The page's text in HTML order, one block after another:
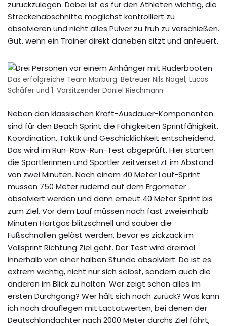
zurückzulegen. Dabei ist es für den Athleten wichtig, die
Streckenabschnitte möglichst kontrolliert zu
absolvieren und nicht alles Pulver zu früh zu verschießen.
Gut, wenn ein Trainer direkt daneben sitzt und anfeuert.
Das erfolgreiche Team Marburg: Betreuer Nils Nagel, Lucas
Schäfer und 1. Vorsitzender Daniel Riechmann
Neben den klassischen Kraft-Ausdauer-Komponenten
sind für den Beach Sprint die Fähigkeiten Sprintfähigkeit,
Koordination, Taktik und Geschicklichkeit entscheidend.
Das wird im Run-Row-Run-Test abgeprüft. Hier starten
die Sportlerinnen und Sportler zeitversetzt im Abstand
von zwei Minuten. Nach einem 40 Meter Lauf-Sprint
müssen 750 Meter rudernd auf dem Ergometer
absolviert werden und dann erneut 40 Meter Sprint bis
zum Ziel. Vor dem Lauf müssen nach fast zweieinhalb
Minuten Hartgas blitzschnell und sauber die
Fußschnallen gelöst werden, bevor es zickzack im
Vollsprint Richtung Ziel geht. Der Test wird dreimal
innerhalb von einer halben Stunde absolviert. Da ist es
extrem wichtig, nicht nur sich selbst, sondern auch die
anderen im Blick zu halten. Wer zeigt schon alles im
ersten Durchgang? Wer hält sich noch zurück? Was kann
ich noch drauflegen mit Lactatwerten, bei denen der
Deutschlandachter nach 2000 Meter durchs Ziel fährt,